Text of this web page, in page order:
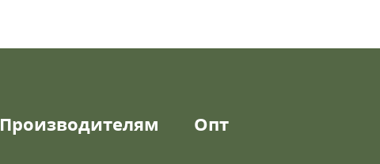
Производителям Опт